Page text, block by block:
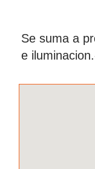
Se suma a
e